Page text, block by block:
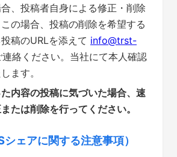
、投稿者自身による修正・削除
の場合、投稿の削除を希望する
稿のURLを添えて info@trst-
連絡ください。当社にて本人確認
ます。
内容の投稿に気づいた場合、速
たは削除を行ってください。
ェアに関する注意事項）